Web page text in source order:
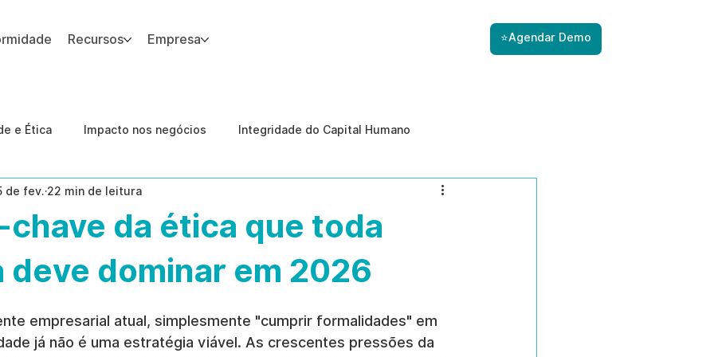
Recursos Empresa ⭐Agendar Demo
e Ética Impacto nos negócios Integridade do Capital Humano
Estudos de caso Gestão de Riscos com IA
Internas Ética da IA revenção de ameaças internas
chave da ética que toda
deve dominar em 2026
de fev. 22 min de leitura
empresarial atual, simplesmente "cumprir formalidades" em
já não é uma estratégia viável. As crescentes pressões da